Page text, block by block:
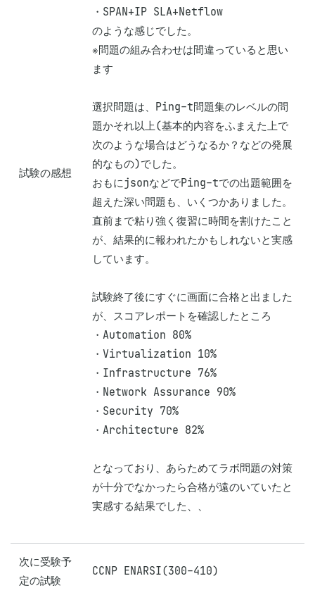
試験の感想
・SPAN+IP SLA+Netflow
のような感じでした。
※問題の組み合わせは間違っていると思い
ます
選択問題は、Ping-t問題集のレベルの問
題かそれ以上(基本的内容をふまえた上で
次のような場合はどうなるか？などの発展
的なもの)でした。
おもにjsonなどでPing-tでの出題範囲を
超えた深い問題も、いくつかありました。
直前まで粘り強く復習に時間を割けたこと
が、結果的に報われたかもしれないと実感
しています。
試験終了後にすぐに画面に合格と出ました
が、スコアレポートを確認したところ
・Automation 80%
・Virtualization 10%
・Infrastructure 76%
・Network Assurance 90%
・Security 70%
・Architecture 82%
となっており、あらためてラボ問題の対策
が十分でなかったら合格が遠のいていたと
実感する結果でした、、
次に受験予
定の試験
CCNP ENARSI(300-410)